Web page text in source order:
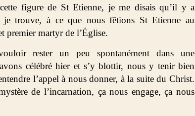
figure de St Etienne, je me disais qu’il y a
je trouve, à ce que nous fêtions St Etienne au
premier martyr de l’Église.
rester un peu spontanément dans une
célébré hier et s’y blottir, nous y tenir bien
l’appel à nous donner, à la suite du Christ.
de l’incarnation, ça nous engage, ça nous